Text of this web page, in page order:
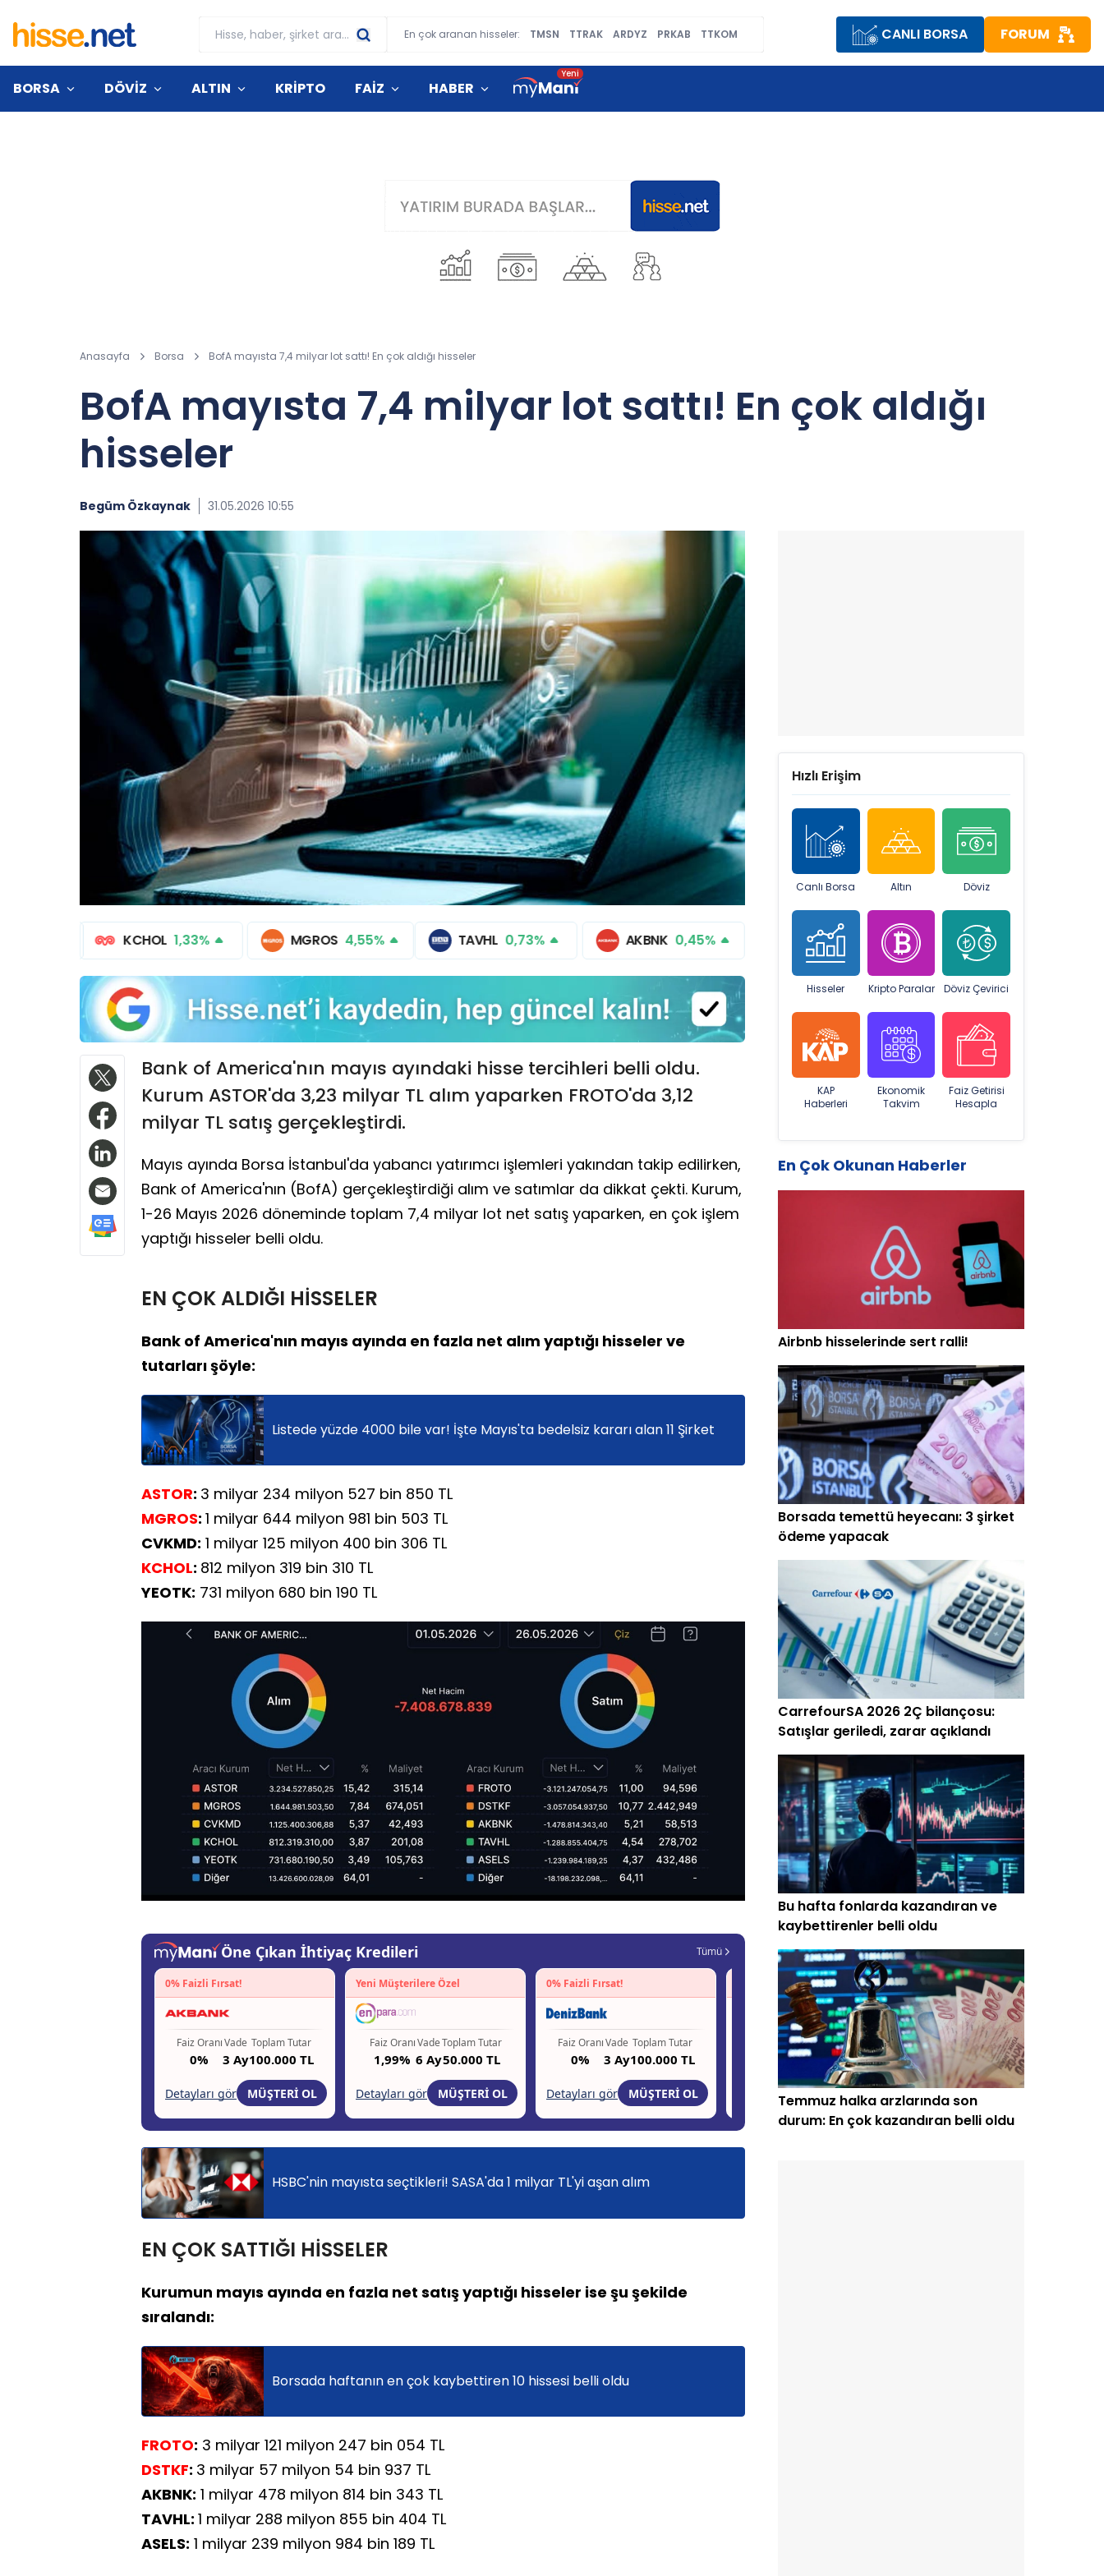
En çok aranan hisseler: TMSN TTRAK ARDYZ PRKAB TTKOM CANLI BORSA FORUM
BORSA DÖVİZ ALTIN KRİPTO FAİZ HABER
Anasayfa Borsa BofA mayısta 7,4 milyar lot sattı! En çok aldığı hisseler
BofA mayısta 7,4 milyar lot sattı! En çok aldığı
hisseler
Begüm Özkaynak 31.05.2026 10:55
KCHOL 1,33% MGROS 4,55% TAVHL 0,73% AKBNK 0,45%
Bank of America'nın mayıs ayındaki hisse tercihleri belli oldu.
Kurum ASTOR'da 3,23 milyar TL alım yaparken FROTO'da 3,12
milyar TL satış gerçekleştirdi.
Mayıs ayında Borsa İstanbul'da yabancı yatırımcı işlemleri yakından takip edilirken,
Bank of America'nın (BofA) gerçekleştirdiği alım ve satımlar da dikkat çekti. Kurum,
1-26 Mayıs 2026 döneminde toplam 7,4 milyar lot net satış yaparken, en çok işlem
yaptığı hisseler belli oldu.
EN ÇOK ALDIĞI HİSSELER
Bank of America'nın mayıs ayında en fazla net alım yaptığı hisseler ve
tutarları şöyle:
Listede yüzde 4000 bile var! İşte Mayıs'ta bedelsiz kararı alan 11 Şirket
ASTOR: 3 milyar 234 milyon 527 bin 850 TL
MGROS: 1 milyar 644 milyon 981 bin 503 TL
CVKMD: 1 milyar 125 milyon 400 bin 306 TL
KCHOL: 812 milyon 319 bin 310 TL
YEOTK: 731 milyon 680 bin 190 TL
HSBC'nin mayısta seçtikleri! SASA'da 1 milyar TL'yi aşan alım
EN ÇOK SATTIĞI HİSSELER
Kurumun mayıs ayında en fazla net satış yaptığı hisseler ise şu şekilde
sıralandı:
Borsada haftanın en çok kaybettiren 10 hissesi belli oldu
FROTO: 3 milyar 121 milyon 247 bin 054 TL
DSTKF: 3 milyar 57 milyon 54 bin 937 TL
AKBNK: 1 milyar 478 milyon 814 bin 343 TL
TAVHL: 1 milyar 288 milyon 855 bin 404 TL
ASELS: 1 milyar 239 milyon 984 bin 189 TL
Hızlı Erişim
Canlı Borsa Altın Döviz
Hisseler Kripto Paralar Döviz Çevirici
KAP
Haberleri
Ekonomik
Takvim
Faiz Getirisi
Hesapla
En Çok Okunan Haberler
Airbnb hisselerinde sert ralli!
Borsada temettü heyecanı: 3 şirket
ödeme yapacak
CarrefourSA 2026 2Ç bilançosu:
Satışlar geriledi, zarar açıklandı
Bu hafta fonlarda kazandıran ve
kaybettirenler belli oldu
Temmuz halka arzlarında son
durum: En çok kazandıran belli oldu